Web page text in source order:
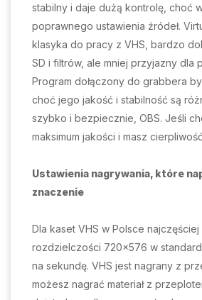
stabilny i daje dużą kontrolę, choć
poprawnego ustawienia źródeł.
klasyka do pracy z VHS, bardzo
SD i filtrów, ale mniej przyjazny dla
Program dołączony do grabbera
choć jego jakość i stabilność są
szybko i bezpiecznie, OBS. Jeśli
maksimum jakości i masz
Ustawienia nagrywania, które
znaczenie
Dla kaset VHS w Polsce
rozdzielczości 720×576 w
na sekundę. VHS jest nagrany z
możesz nagrać materiał z